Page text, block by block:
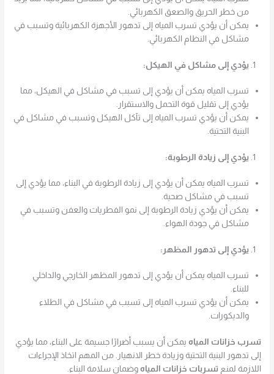
من خطر الحريق والصعق الكهربائي.
يمكن أن يؤدي تسرب المياه إلى تدهور الأجهزة الكهربائية وتسبب في
مشاكل في النظام الكهربائي.
يؤدي إلى مشاكل في الهيكل:
تسرب المياه يمكن أن يؤدي إلى تسبب في مشاكل في الهيكل، مما
يؤدي إلى تقليل قوة التحمل والاستقرار.
يمكن أن يؤدي تسرب المياه إلى تآكل الهيكل وتسبب في مشاكل في
البنية التحتية.
يؤدي إلى زيادة الرطوبة:
تسرب المياه يمكن أن يؤدي إلى زيادة الرطوبة في البناء، مما يؤدي إلى
تسبب في مشاكل صحية.
يمكن أن يؤدي زيادة الرطوبة إلى نمو الفطريات والعفن وتسبب في
مشاكل في جودة الهواء.
يؤدي إلى تدهور المظهر:
تسرب المياه يمكن أن يؤدي إلى تدهور المظهر الخارجي والداخلي
للبناء.
يمكن أن يؤدي تسرب المياه إلى تسبب في مشاكل في الطلاء
والديكورات.
تسرب خزانات المياه يمكن أن يسبب أضرارًا جسيمة على البناء، مما يؤدي
إلى تدهور البنية التحتية وزيادة خطر الانهيار. من المهم اتخاذ الإجراءات
اللازمة لمنعتسربات خزانات المياه وضمان سلامة البناء.